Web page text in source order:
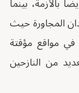
المجاورة حيث
مواقع مؤقتة
من النازحين